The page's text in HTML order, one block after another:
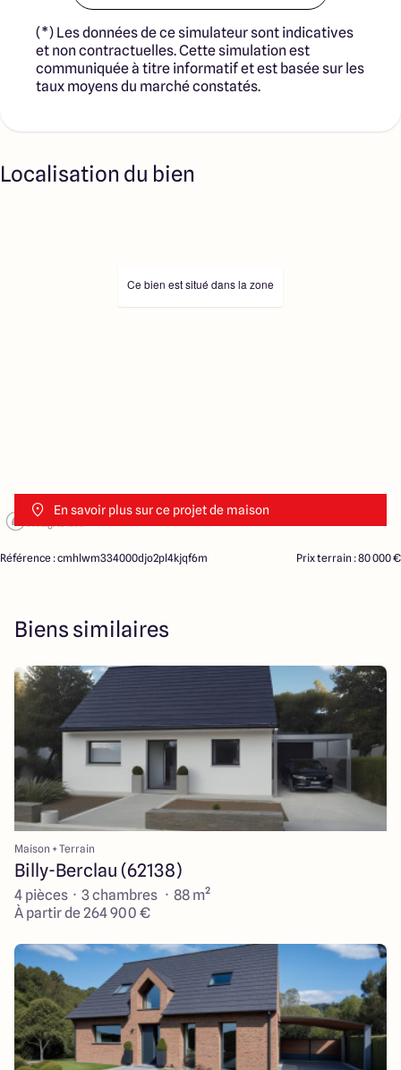
(*) Les données de ce simulateur sont indicatives
et non contractuelles. Cette simulation est
communiquée à titre informatif et est basée sur les
taux moyens du marché constatés.
Localisation du bien
En savoir plus sur ce projet de maison
Ce bien est situé dans la zone
Référence : cmhlwm334000djo2pl4kjqf6m Prix terrain : 80 000 €
Biens similaires
Maison + Terrain
Billy-Berclau (62138)
4 pièces · 3 chambres · 88 m²
À partir de 264 900 €